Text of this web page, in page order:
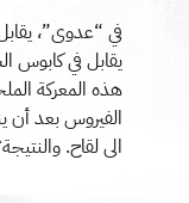
في “عدوى”،
يقابل في كابوس
هذه المعركة
الفيروس بعد أن
الى لقاح.